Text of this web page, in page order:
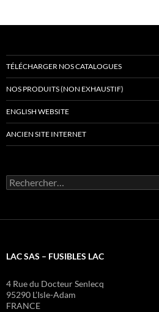
TÉLÉCHARGER NOS CATALOGUES
NOS PRODUITS (NON EXHAUSTIF)
ENGLISH WEBSITE
ANCIEN SITE INTERNET
Rechercher :
LAC SAS – FUSIBLES LAC
4 Rue du Docteur Senlecq
95290 L’Isle-Adam
FRANCE